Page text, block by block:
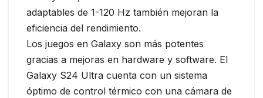
adaptables de 1-120 Hz también mejoran la
eficiencia del rendimiento.
Los juegos en Galaxy son más potentes
gracias a mejoras en hardware y software. El
Galaxy S24 Ultra cuenta con un sistema
óptimo de control térmico con una cámara de